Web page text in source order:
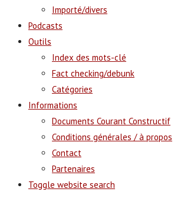
Importé/divers
Podcasts
Outils
Index des mots-clé
Fact checking/debunk
Catégories
Informations
Documents Courant Constructif
Conditions générales / à propos
Contact
Partenaires
Toggle website search